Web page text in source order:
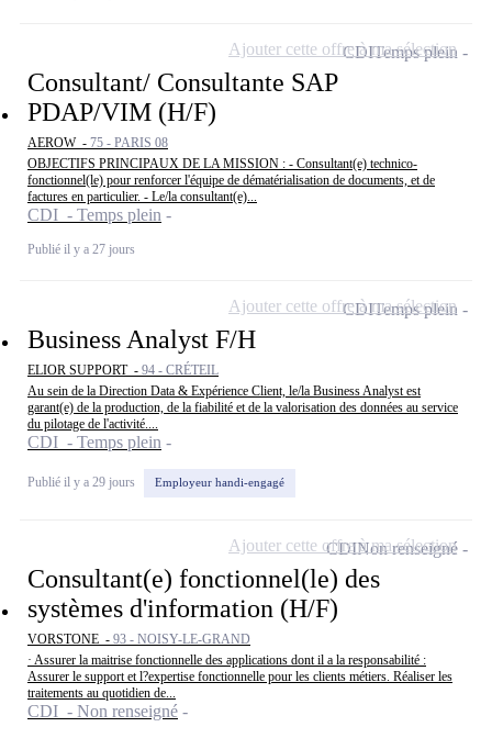
Consultant/ Consultante SAP
PDAP/VIM (H/F)
AEROW - 75 - PARIS 08
OBJECTIFS PRINCIPAUX DE LA MISSION : - Consultant(e) technico-
fonctionnel(le) pour renforcer l'équipe de dématérialisation de documents, et de
factures en particulier. - Le/la consultant(e)...
CDI - Temps plein
Publié il y a 27 jours
CDITemps plein
Ajouter cette offre à ma sélection
Business Analyst F/H
ELIOR SUPPORT - 94 - CRÉTEIL
Au sein de la Direction Data & Expérience Client, le/la Business Analyst est
garant(e) de la production, de la fiabilité et de la valorisation des données au service
du pilotage de l'activité....
CDI - Temps plein
Publié il y a 29 jours Employeur handi-engagé
CDITemps plein
Ajouter cette offre à ma sélection
Consultant(e) fonctionnel(le) des
systèmes d'information (H/F)
VORSTONE - 93 - NOISY-LE-GRAND
· Assurer la maitrise fonctionnelle des applications dont il a la responsabilité :
Assurer le support et l?expertise fonctionnelle pour les clients métiers. Réaliser les
traitements au quotidien de...
CDI - Non renseigné
CDINon renseigné
Ajouter cette offre à ma sélection